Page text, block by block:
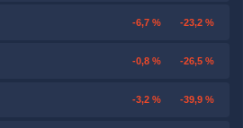
-6,7 % -23,2 %
-0,8 % -26,5 %
-3,2 % -39,9 %